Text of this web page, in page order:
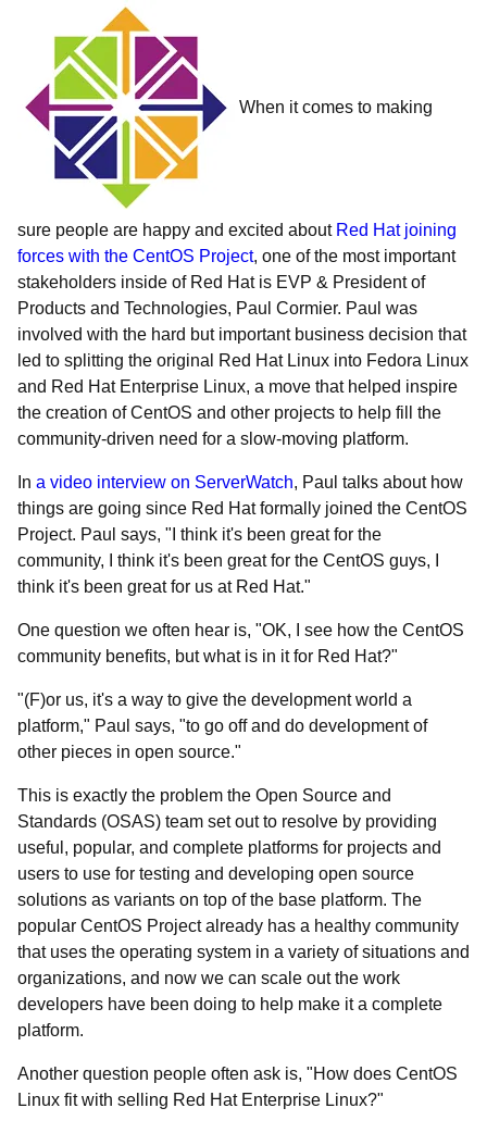
When it comes to making
sure people are happy and excited about Red Hat joining
forces with the CentOS Project, one of the most important
stakeholders inside of Red Hat is EVP & President of
Products and Technologies, Paul Cormier. Paul was
involved with the hard but important business decision that
led to splitting the original Red Hat Linux into Fedora Linux
and Red Hat Enterprise Linux, a move that helped inspire
the creation of CentOS and other projects to help fill the
community-driven need for a slow-moving platform.
In a video interview on ServerWatch, Paul talks about how
things are going since Red Hat formally joined the CentOS
Project. Paul says, "I think it's been great for the
community, I think it's been great for the CentOS guys, I
think it's been great for us at Red Hat."
One question we often hear is, "OK, I see how the CentOS
community benefits, but what is in it for Red Hat?"
"(F)or us, it's a way to give the development world a
platform," Paul says, "to go off and do development of
other pieces in open source."
This is exactly the problem the Open Source and
Standards (OSAS) team set out to resolve by providing
useful, popular, and complete platforms for projects and
users to use for testing and developing open source
solutions as variants on top of the base platform. The
popular CentOS Project already has a healthy community
that uses the operating system in a variety of situations and
organizations, and now we can scale out the work
developers have been doing to help make it a complete
platform.
Another question people often ask is, "How does CentOS
Linux fit with selling Red Hat Enterprise Linux?"